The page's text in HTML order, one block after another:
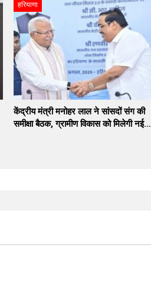
हरियाणा
केंद्रीय मंत्री मनोहर लाल ने सांसदों संग की
समीक्षा बैठक, ग्रामीण विकास को मिलेगी नई…